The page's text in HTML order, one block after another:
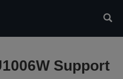
Support